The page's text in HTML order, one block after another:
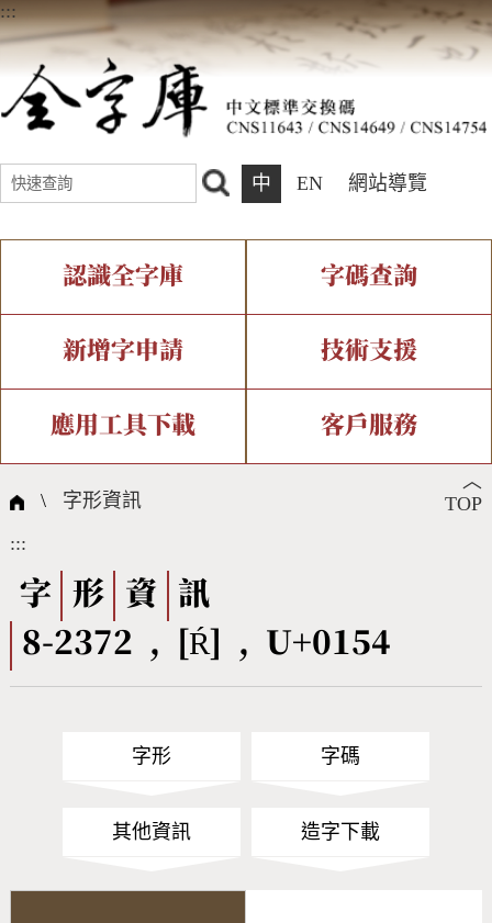
:::
中 EN 網站導覽
認識全字庫
全字庫介紹 全字庫現況
中文碼介紹 專有名詞介紹
國際字碼相關組織
字碼查詢
IDS查詢 部件查詢
複合查詢 注音查詢
筆畫查詢
筆順序查詢
CNS查詢 Unicode查詢
新增字申請
新字申請處理流程
技術支援
字形即時顯示 造字解決方案
全字庫授權 轉碼Web Service
應用工具下載
個人電腦造字處理工具
字形下載
客戶服務
問題集
熱門查詢統計
︿
TOP
\ 字形資訊
:::
字 形 資
訊
8-2372 , [Ŕ] , U+0154
字形 字碼
其他資訊 造字下載